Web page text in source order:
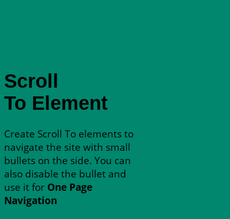
Scroll
To Element
Create Scroll To elements to
navigate the site with small
bullets on the side. You can
also disable the bullet and
use it for One Page
Navigation